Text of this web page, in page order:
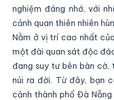
nghiệm đáng nhớ, với
cảnh quan thiên nhiên
Nằm ở vị trí cao nhất
một đài quan sát độc
đang suy tư bên bàn
núi ra đời. Từ đây, bạn
cảnh thành phố Đà